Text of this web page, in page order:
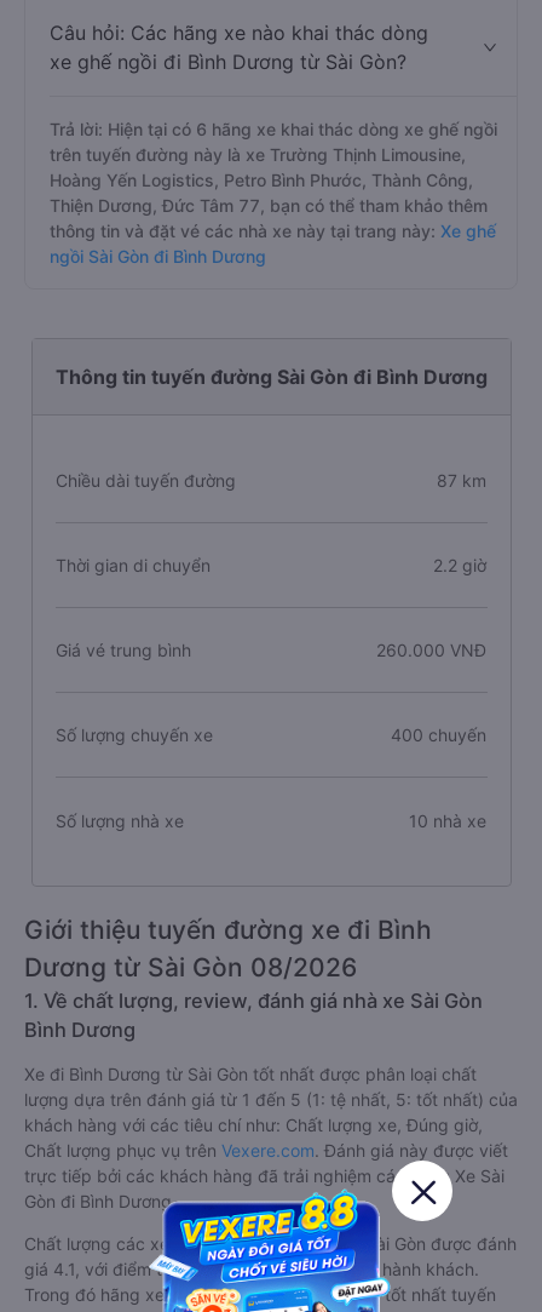
Câu hỏi: Các hãng xe nào khai thác dòng
xe ghế ngồi đi Bình Dương từ Sài Gòn?
Trả lời: Hiện tại có 6 hãng xe khai thác dòng xe ghế ngồi
trên tuyến đường này là xe Trường Thịnh Limousine,
Hoàng Yến Logistics, Petro Bình Phước, Thành Công,
Thiện Dương, Đức Tâm 77, bạn có thể tham khảo thêm
thông tin và đặt vé các nhà xe này tại trang này: Xe ghế
ngồi Sài Gòn đi Bình Dương
Thông tin tuyến đường Sài Gòn đi Bình Dương
Chiều dài tuyến đường 87 km
Thời gian di chuyển 2.2 giờ
Giá vé trung bình 260.000 VNĐ
Số lượng chuyến xe 400 chuyến
Số lượng nhà xe 10 nhà xe
Giới thiệu tuyến đường xe đi Bình
Dương từ Sài Gòn 08/2026
1. Về chất lượng, review, đánh giá nhà xe Sài Gòn
Bình Dương
Xe đi Bình Dương từ Sài Gòn tốt nhất được phân loại chất
lượng dựa trên đánh giá từ 1 đến 5 (1: tệ nhất, 5: tốt nhất) của
khách hàng với các tiêu chí như: Chất lượng xe, Đúng giờ,
Chất lượng phục vụ trên Vexere.com. Đánh giá này được viết
trực tiếp bởi các khách hàng đã trải nghiệm các hãng Xe Sài
Gòn đi Bình Dương.
Chất lượng các xe khách đi Bình Dương từ Sài Gòn được đánh
giá 4.1, với điểm trung bình là 4.1/5 bởi 6589 hành khách.
Trong đó hãng xe khách Sài Gòn Bình Dương tốt nhất tuyến